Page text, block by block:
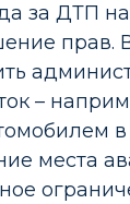
за ДТП
прав.
–
места